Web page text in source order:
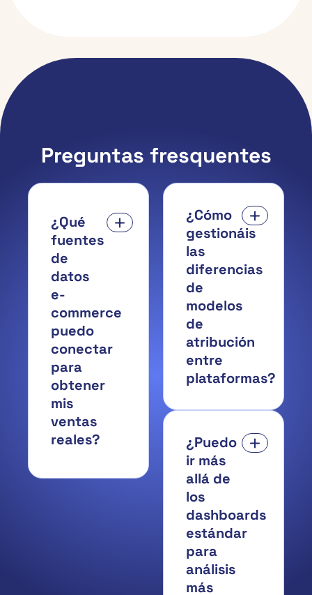
Preguntas fresquentes
¿Qué
fuentes
de
datos
e-
commerce
puedo
conectar
para
obtener
mis
ventas
reales?
¿Cómo
gestionáis
las
diferencias
de
modelos
de
atribución
entre
plataformas?
¿Puedo
ir más
allá de
los
dashboards
estándar
para
análisis
más